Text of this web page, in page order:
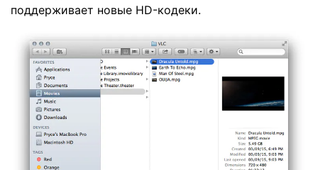
поддерживает новые HD-кодеки.